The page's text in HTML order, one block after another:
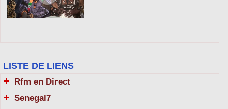
LISTE DE LIENS
Rfm en Direct
Senegal7